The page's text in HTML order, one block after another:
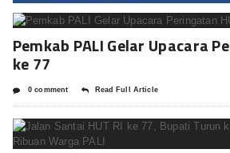
Pemkab PALI Gelar Upacara
ke 77
0 comment Read Full Article